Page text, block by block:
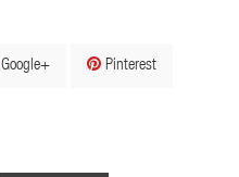
Google+ Pinterest